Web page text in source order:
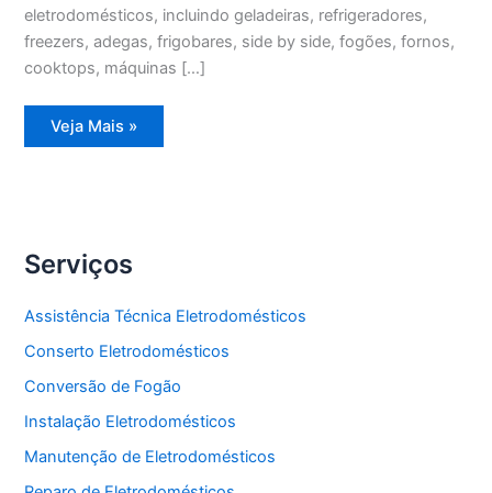
eletrodomésticos, incluindo geladeiras, refrigeradores,
freezers, adegas, frigobares, side by side, fogões, fornos,
cooktops, máquinas […]
Assistência
Técnica
Veja Mais »
Serviços
Assistência Técnica Eletrodomésticos
Conserto Eletrodomésticos
Conversão de Fogão
Instalação Eletrodomésticos
Manutenção de Eletrodomésticos